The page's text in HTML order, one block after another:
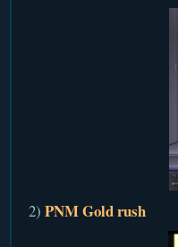
2) PNM Gold rush